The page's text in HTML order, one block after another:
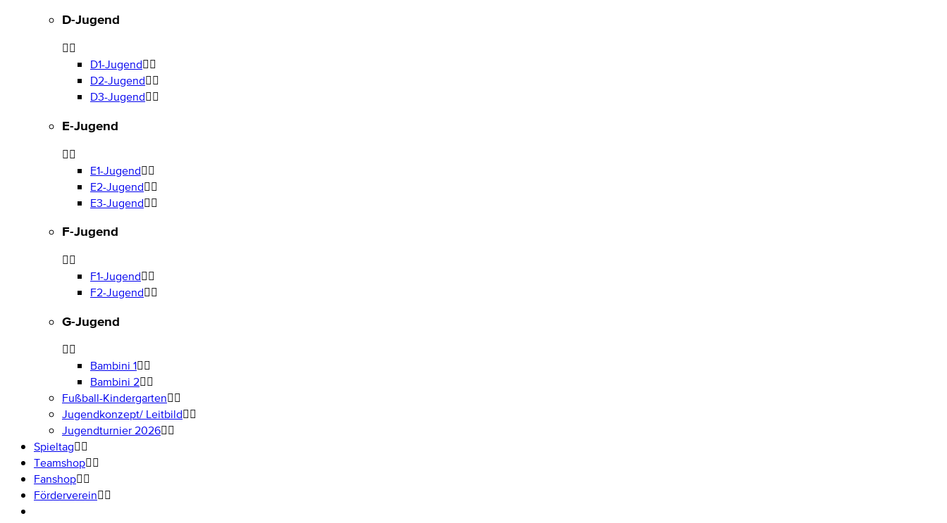
D-Jugend
D1-Jugend
D2-Jugend
D3-Jugend
E-Jugend
E1-Jugend
E2-Jugend
E3-Jugend
F-Jugend
F1-Jugend
F2-Jugend
G-Jugend
Bambini 1
Bambini 2
Fußball-Kindergarten
Jugendkonzept/ Leitbild
Jugendturnier 2026
Spieltag
Teamshop
Fanshop
Förderverein